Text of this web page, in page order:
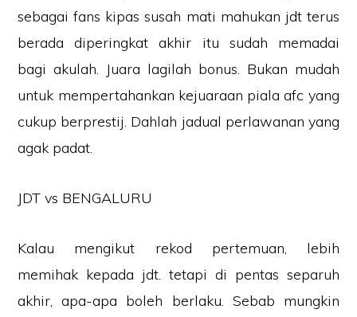
sebagai fans kipas susah mati mahukan jdt terus
berada diperingkat akhir itu sudah memadai
bagi akulah. Juara lagilah bonus. Bukan mudah
untuk mempertahankan kejuaraan piala afc yang
cukup berprestij. Dahlah jadual perlawanan yang
agak padat.
JDT vs BENGALURU
Kalau mengikut rekod pertemuan, lebih
memihak kepada jdt. tetapi di pentas separuh
akhir, apa-apa boleh berlaku. Sebab mungkin